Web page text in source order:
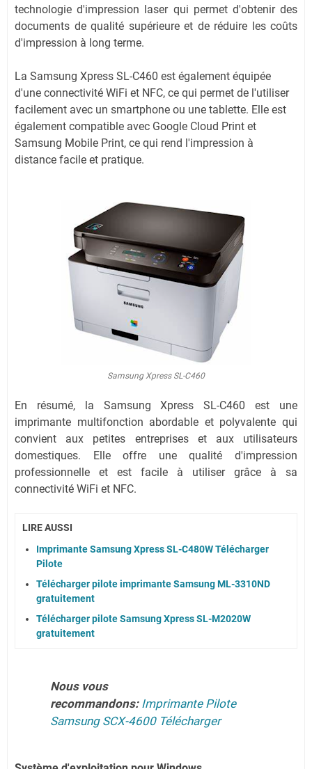
technologie d'impression laser qui permet d'obtenir des
documents de qualité supérieure et de réduire les coûts
d'impression à long terme.
La Samsung Xpress SL-C460 est également équipée
d'une connectivité WiFi et NFC, ce qui permet de l'utiliser
facilement avec un smartphone ou une tablette. Elle est
également compatible avec Google Cloud Print et
Samsung Mobile Print, ce qui rend l'impression à
distance facile et pratique.
Samsung Xpress SL-C460
En résumé, la Samsung Xpress SL-C460 est une
imprimante multifonction abordable et polyvalente qui
convient aux petites entreprises et aux utilisateurs
domestiques. Elle offre une qualité d'impression
professionnelle et est facile à utiliser grâce à sa
connectivité WiFi et NFC.
LIRE AUSSI
Imprimante Samsung Xpress SL-C480W Télécharger
Pilote
Télécharger pilote imprimante Samsung ML-3310ND
gratuitement
Télécharger pilote Samsung Xpress SL-M2020W
gratuitement
Nous vous
recommandons: Imprimante Pilote
Samsung SCX-4600 Télécharger